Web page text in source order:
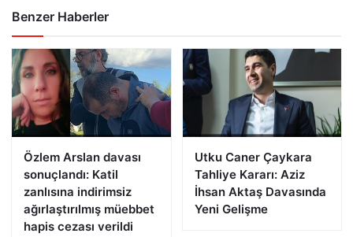
Benzer Haberler
Özlem Arslan davası
sonuçlandı: Katil
zanlısına indirimsiz
ağırlaştırılmış müebbet
hapis cezası verildi
Utku Caner Çaykara
Tahliye Kararı: Aziz
İhsan Aktaş Davasında
Yeni Gelişme